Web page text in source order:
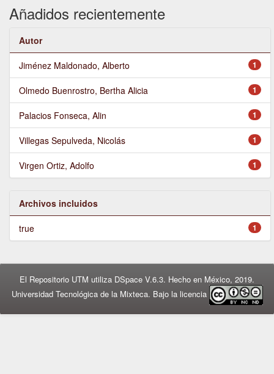
Añadidos recientemente
Autor
1
Jiménez Maldonado, Alberto
1
Olmedo Buenrostro, Bertha Alicia
1
Palacios Fonseca, Alin
1
Villegas Sepulveda, Nicolás
1
Virgen Ortiz, Adolfo
Archivos incluidos
1
true
El Repositorio UTM utiliza DSpace V.6.3. Hecho en México, 2019.
Universidad Tecnológica de la Mixteca. Bajo la licencia